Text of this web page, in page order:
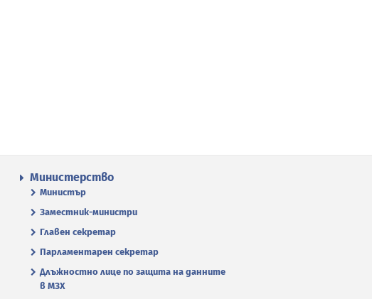
Министерство
Министър
Заместник-министри
Главен секретар
Парламентарен секретар
Длъжностно лице по защита на данните
в МЗХ